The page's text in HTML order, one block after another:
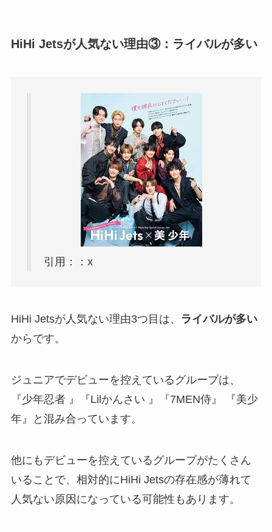
HiHi Jetsが人気ない理由③：ライバルが多い
引用：：x
HiHi Jetsが人気ない理由3つ目は、
ライバルが多い
からです。
ジュニアでデビューを控えているグループは、
『少年忍者 』『Lilかんさい 』『7MEN侍』 『美少
年』と混み合っています。
他にもデビューを控えているグループがたくさん
いることで、相対的にHiHi Jetsの存在感が薄れて
人気ない原因になっている可能性もあります。